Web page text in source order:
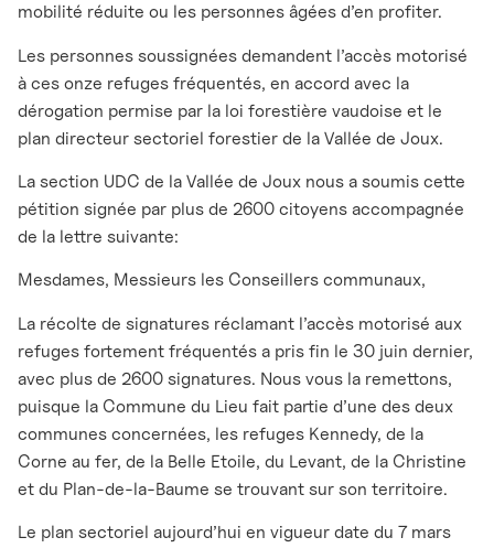
mobilité réduite ou les personnes âgées d’en profiter.
Les personnes soussignées demandent l’accès motorisé
à ces onze refuges fréquentés, en accord avec la
dérogation permise par la loi forestière vaudoise et le
plan directeur sectoriel forestier de la Vallée de Joux.
La section UDC de la Vallée de Joux nous a soumis cette
pétition signée par plus de 2600 citoyens accompagnée
de la lettre suivante:
Mesdames, Messieurs les Conseillers communaux,
La récolte de signatures réclamant l’accès motorisé aux
refuges fortement fréquentés a pris fin le 30 juin dernier,
avec plus de 2600 signatures. Nous vous la remettons,
puisque la Commune du Lieu fait partie d’une des deux
communes concernées, les refuges Kennedy, de la
Corne au fer, de la Belle Etoile, du Levant, de la Christine
et du Plan-de-la-Baume se trouvant sur son territoire.
Le plan sectoriel aujourd’hui en vigueur date du 7 mars